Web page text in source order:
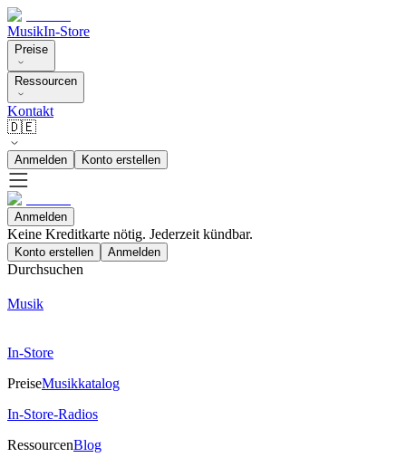
MusikIn-Store
Preise
Ressourcen
Kontakt
🇩🇪
Anmelden Konto erstellen
Anmelden
Keine Kreditkarte nötig. Jederzeit kündbar.
Konto erstellen Anmelden
Durchsuchen
Musik
In-Store
PreiseMusikkatalog
In-Store-Radios
RessourcenBlog